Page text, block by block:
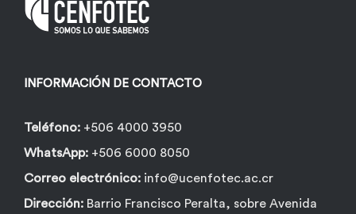
INFORMACIÓN DE CONTACTO
Teléfono: +506 4000 3950
WhatsApp: +506 6000 8050
Correo electrónico: info@ucenfotec.ac.cr
Dirección: Barrio Francisco Peralta, sobre Avenida